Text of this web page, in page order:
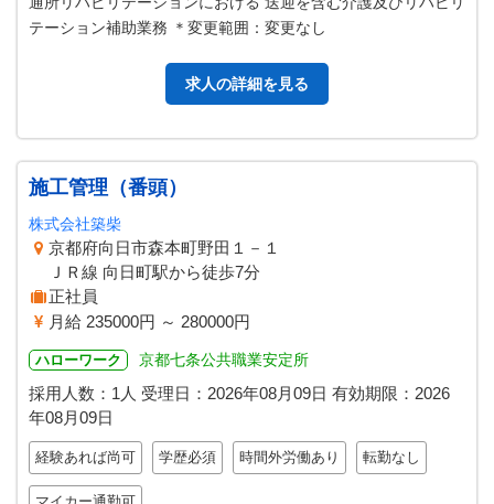
テーション補助業務 ＊変更範囲：変更なし
求人の詳細を見る
施工管理（番頭）
株式会社築柴
京都府向日市森本町野田１－１
ＪＲ線 向日町駅から徒歩7分
正社員
月給 235000円 ～ 280000円
ハローワーク 京都七条公共職業安定所
採用人数：1人 受理日： 2026年08月09日 有効期限： 2026
年08月09日
経験あれば尚可 学歴必須 時間外労働あり 転勤なし